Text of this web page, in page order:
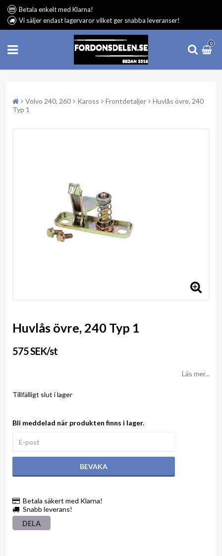
Betala enkelt med Klarna!
Vi säljer endast lagervaror vilket ger snabba leveranser!
0
Volvo 240, 260 Kaross Frontdetaljer
Huvlås övre, 240
Typ 1
Huvlås övre, 240 Typ 1
575 SEK/st
Läs mer...
Tillfälligt slut i lager
Bli meddelad när produkten finns i lager.
BEVAKA
Betala säkert med Klarna!
Snabb leverans!
DELA